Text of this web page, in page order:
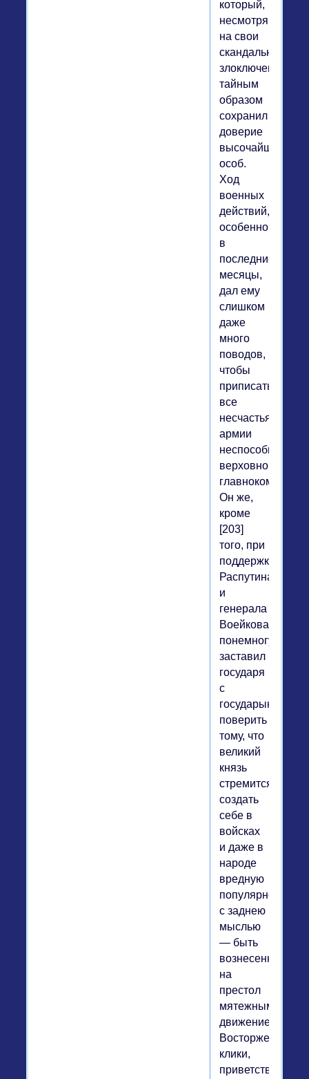
который,
несмотря
на свои
скандальные
злоключения,
тайным
образом
сохранил
доверие
высочайших
особ.
Ход
военных
действий,
особенно
в
последние
месяцы,
дал ему
слишком
даже
много
поводов,
чтобы
приписать
все
несчастья
армии
неспособности
верховного
Он же,
кроме
[203]
того, при
поддержке
Распутина
и
генерала
Воейкова,
понемногу
заставил
государя
с
государыней
поверить
тому, что
великий
князь
стремится
создать
себе в
войсках
и даже в
народе
вредную
популярность,
с заднею
мыслью
— быть
вознесенным
на
престол
мятежным
движением.
Восторженные
клики,